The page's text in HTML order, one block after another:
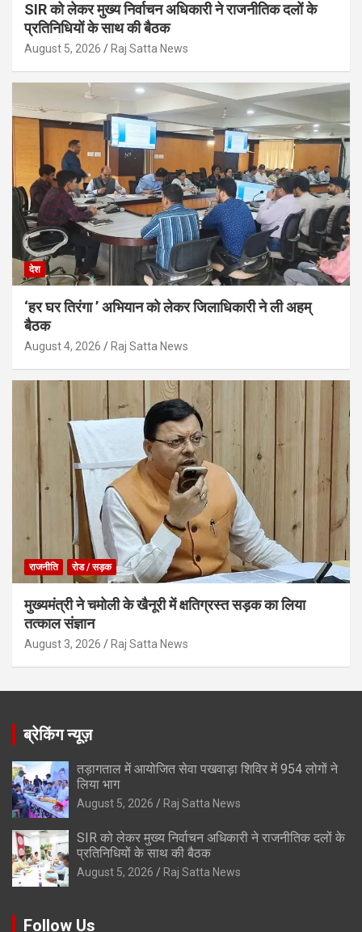
SIR को लेकर मुख्य निर्वाचन अधिकारी ने राजनीतिक दलों के
प्रतिनिधियों के साथ की बैठक
August 5, 2026 Raj Satta News
देश
‘हर घर तिरंगा ’ अभियान को लेकर जिलाधिकारी ने ली अहम्
बैठक
August 4, 2026 Raj Satta News
राजनीति रोड / सड़क
मुख्यमंत्री ने चमोली के खैनूरी में क्षतिग्रस्त सड़क का लिया
तत्काल संज्ञान
August 3, 2026 Raj Satta News
ब्रेकिंग न्यूज़
तड़ागताल में आयोजित सेवा पखवाड़ा शिविर में 954 लोगों ने
लिया भाग
August 5, 2026 Raj Satta News
SIR को लेकर मुख्य निर्वाचन अधिकारी ने राजनीतिक दलों के
प्रतिनिधियों के साथ की बैठक
August 5, 2026 Raj Satta News
Follow Us